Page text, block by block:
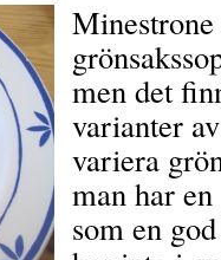
men det
varianter
variera
man har
som en